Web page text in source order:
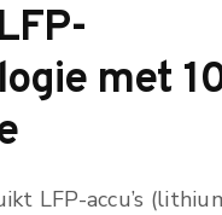
met
LFP-accu’s